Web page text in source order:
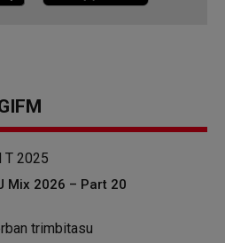
Mix 2026 – Part 20